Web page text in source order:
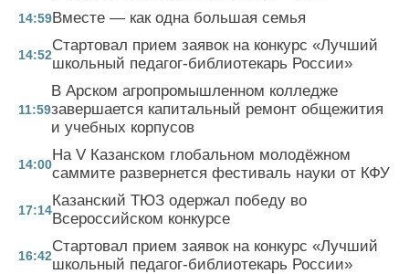
14:59Вместе — как одна большая семья
14:52
Стартовал прием заявок на конкурс «Лучший
школьный педагог-библиотекарь России»
11:59
В Арском агропромышленном колледже
завершается капитальный ремонт общежития
и учебных корпусов
14:00
На V Казанском глобальном молодёжном
саммите развернется фестиваль науки от КФУ
17:14
Казанский ТЮЗ одержал победу во
Всероссийском конкурсе
16:42
Стартовал прием заявок на конкурс «Лучший
школьный педагог-библиотекарь России»